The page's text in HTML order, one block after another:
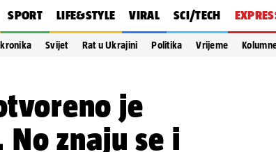
SPORT LIFE&STYLE VIRAL SCI/TECH
Svijet Rat u Ukrajini Politika Vrijeme
je
No znaju se i